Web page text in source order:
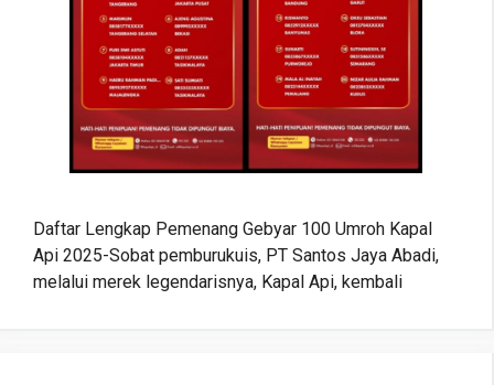
Daftar Lengkap Pemenang Gebyar 100 Umroh Kapal
Api 2025-Sobat pemburukuis, PT Santos Jaya Abadi,
melalui merek legendarisnya, Kapal Api, kembali